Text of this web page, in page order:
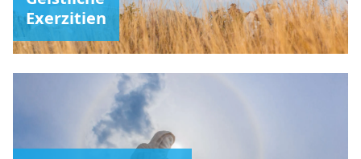
Exerzitien